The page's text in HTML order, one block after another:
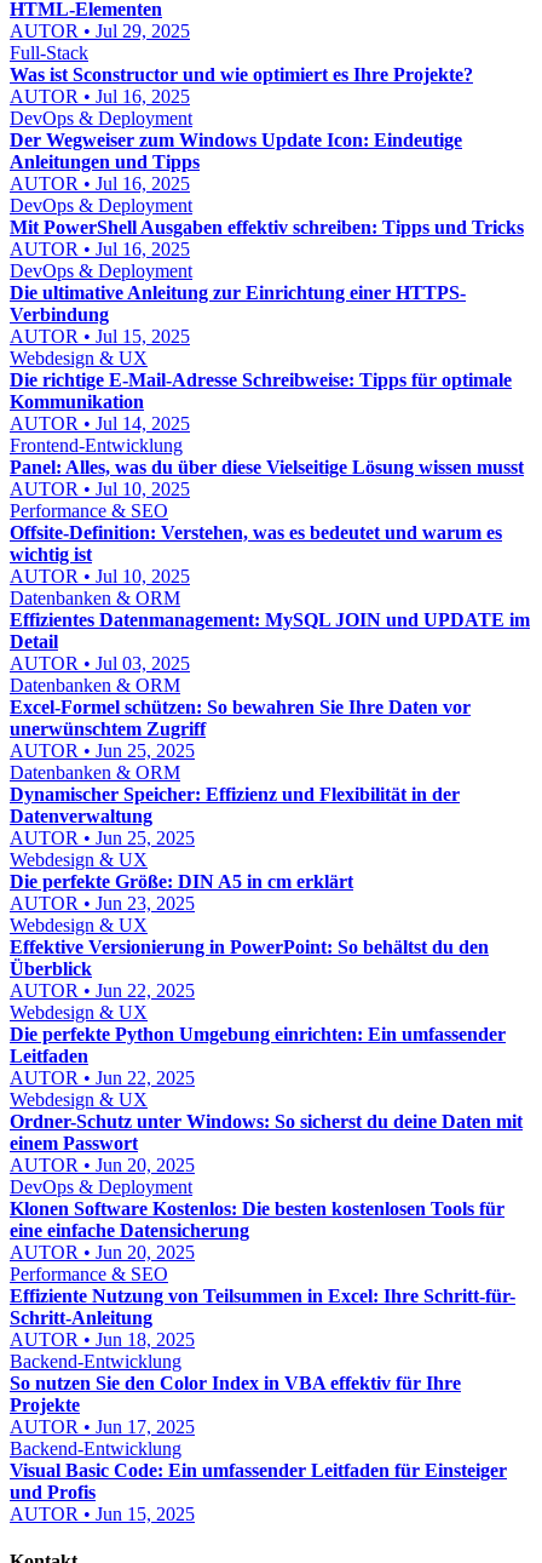
HTML-Elementen
AUTOR • Jul 29, 2025
Full-Stack
Was ist Sconstructor und wie optimiert es Ihre Projekte?
AUTOR • Jul 16, 2025
DevOps & Deployment
Der Wegweiser zum Windows Update Icon: Eindeutige
Anleitungen und Tipps
AUTOR • Jul 16, 2025
DevOps & Deployment
Mit PowerShell Ausgaben effektiv schreiben: Tipps und Tricks
AUTOR • Jul 16, 2025
DevOps & Deployment
Die ultimative Anleitung zur Einrichtung einer HTTPS-
Verbindung
AUTOR • Jul 15, 2025
Webdesign & UX
Die richtige E-Mail-Adresse Schreibweise: Tipps für optimale
Kommunikation
AUTOR • Jul 14, 2025
Frontend-Entwicklung
Panel: Alles, was du über diese Vielseitige Lösung wissen musst
AUTOR • Jul 10, 2025
Performance & SEO
Offsite-Definition: Verstehen, was es bedeutet und warum es
wichtig ist
AUTOR • Jul 10, 2025
Datenbanken & ORM
Effizientes Datenmanagement: MySQL JOIN und UPDATE im
Detail
AUTOR • Jul 03, 2025
Datenbanken & ORM
Excel-Formel schützen: So bewahren Sie Ihre Daten vor
unerwünschtem Zugriff
AUTOR • Jun 25, 2025
Datenbanken & ORM
Dynamischer Speicher: Effizienz und Flexibilität in der
Datenverwaltung
AUTOR • Jun 25, 2025
Webdesign & UX
Die perfekte Größe: DIN A5 in cm erklärt
AUTOR • Jun 23, 2025
Webdesign & UX
Effektive Versionierung in PowerPoint: So behältst du den
Überblick
AUTOR • Jun 22, 2025
Webdesign & UX
Die perfekte Python Umgebung einrichten: Ein umfassender
Leitfaden
AUTOR • Jun 22, 2025
Webdesign & UX
Ordner-Schutz unter Windows: So sicherst du deine Daten mit
einem Passwort
AUTOR • Jun 20, 2025
DevOps & Deployment
Klonen Software Kostenlos: Die besten kostenlosen Tools für
eine einfache Datensicherung
AUTOR • Jun 20, 2025
Performance & SEO
Effiziente Nutzung von Teilsummen in Excel: Ihre Schritt-für-
Schritt-Anleitung
AUTOR • Jun 18, 2025
Backend-Entwicklung
So nutzen Sie den Color Index in VBA effektiv für Ihre
Projekte
AUTOR • Jun 17, 2025
Backend-Entwicklung
Visual Basic Code: Ein umfassender Leitfaden für Einsteiger
und Profis
AUTOR • Jun 15, 2025